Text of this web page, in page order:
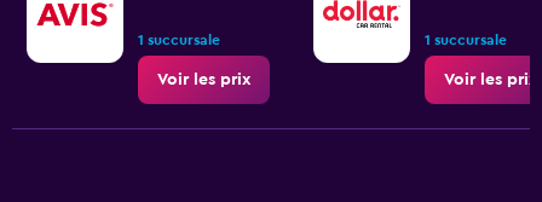
1 succursale
Voir les prix
1 succursale
Voir les prix